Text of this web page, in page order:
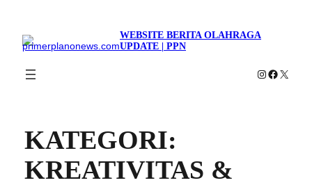
WEBSITE BERITA OLAHRAGA
UPDATE | PPN
Instagram
X
KATEGORI:
KREATIVITAS &